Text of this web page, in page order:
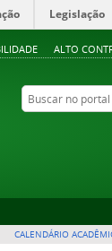
ALTO
Legislação
Buscar no portal
CALENDÁRIO